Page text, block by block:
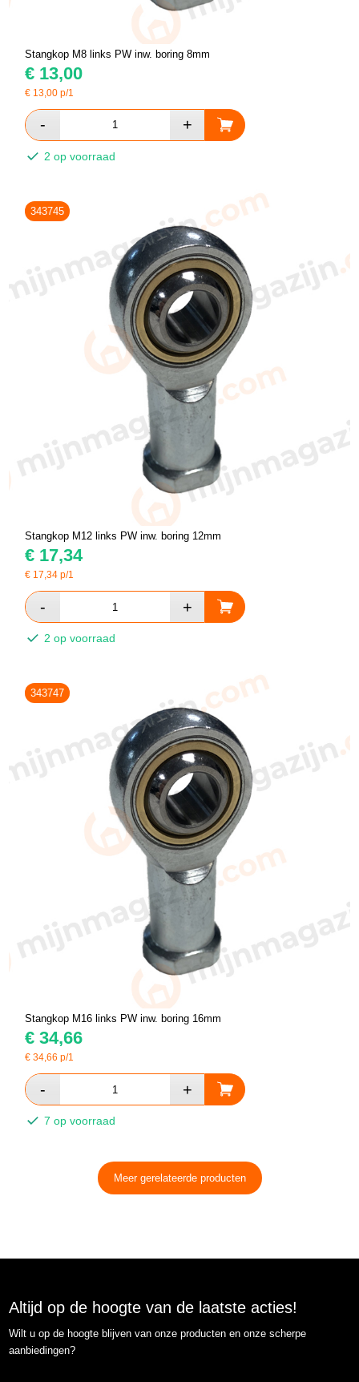
Stangkop M8 links PW inw. boring 8mm
€ 13,00
€ 13,00 p/1
2 op voorraad
343745
Stangkop M12 links PW inw. boring 12mm
€ 17,34
€ 17,34 p/1
2 op voorraad
343747
Stangkop M16 links PW inw. boring 16mm
€ 34,66
€34,66 p/1
7 op voorraad
Meer gerelateerde producten
Altijd op de hoogte van de laatste acties!
Wilt u op de hoogte blijven van onze producten en onze scherpe
aanbiedingen?